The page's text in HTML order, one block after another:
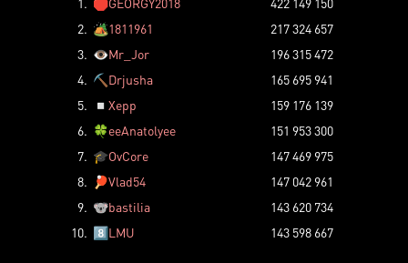
2. 🏕️1811961
217 324 657
3. 👁️Mr_Jor
196 315 472
4. ⛏️ Drjusha
165 695 941
5.
◽ Xepp
159 176 139
6. 🍀eeAnatolyee
151 953 300
7. 🎓OvCore
147 469 975
8.
🏓Vlad54
147 042 961
9. 🐨bastilia
143 620 734
10. 8️⃣LMU 143 598 667